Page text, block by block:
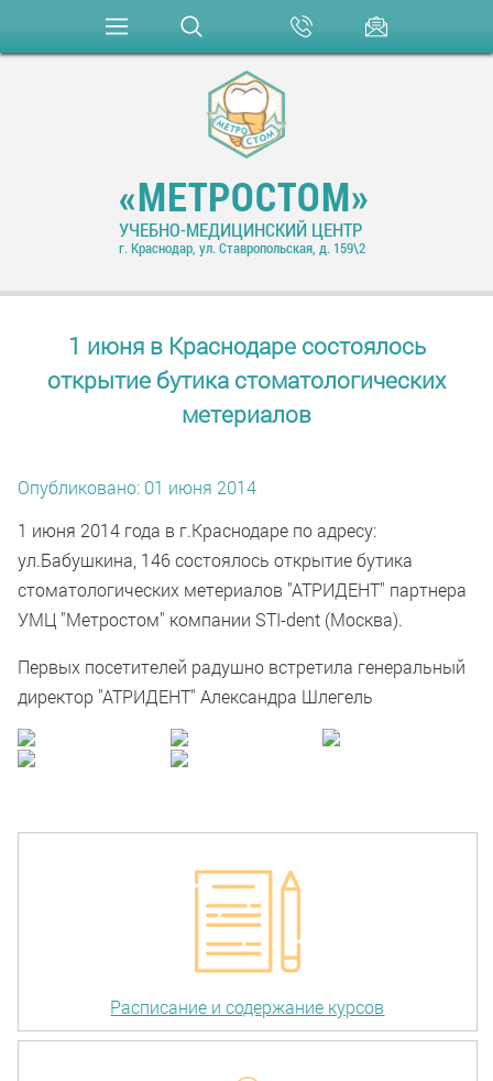
«МЕТРОСТОМ»
УЧЕБНО-МЕДИЦИНСКИЙ ЦЕНТР
г. Краснодар, ул. Ставропольская, д. 159\2
1 июня в Краснодаре состоялось
открытие бутика стоматологических
метериалов
Опубликовано: 01 июня 2014
1 июня 2014 года в г.Краснодаре по адресу:
ул.Бабушкина, 146 состоялось открытие бутика
стоматологических метериалов "АТРИДЕНТ" партнера
УМЦ "Метростом" компании STI-dent (Москва).
Первых посетителей радушно встретила генеральный
директор "АТРИДЕНТ" Александра Шлегель
Расписание и содержание курсов